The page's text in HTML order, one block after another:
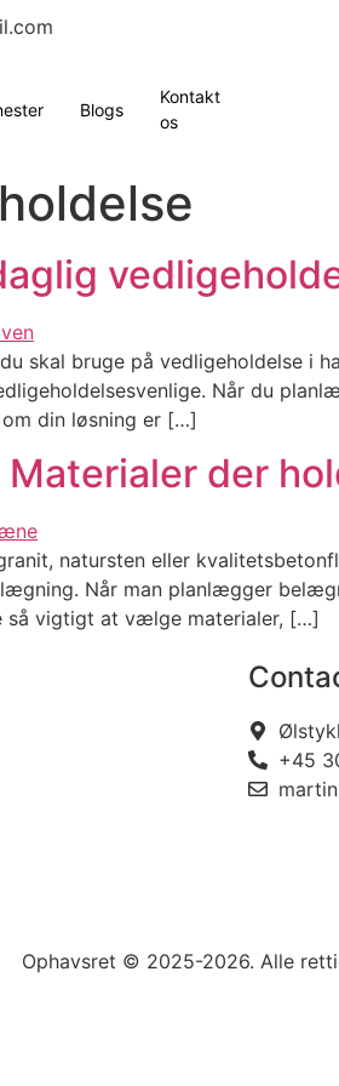
Blogs
Kontakt
os
skal bruge på vedligeholdelse i
Når du
din løsning er […]
der
natursten eller
Når man planlægger
så vigtigt at vælge materialer, […]
+45
Ophavsret © 2025-2026. Alle